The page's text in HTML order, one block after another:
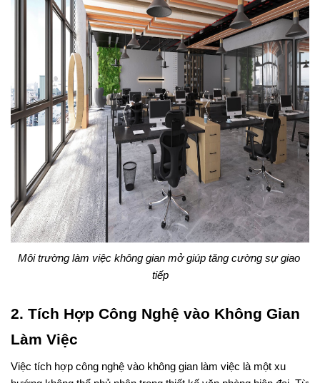
Môi trường làm việc không gian mở giúp tăng cường sự giao
tiếp
2. Tích Hợp Công Nghệ vào Không Gian
Làm Việc
Việc tích hợp công nghệ vào không gian làm việc là một xu